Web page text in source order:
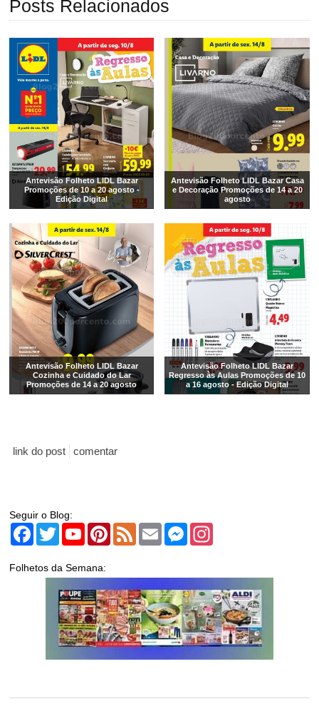
Posts Relacionados
Antevisão Folheto LIDL Bazar
Promoções de 10 a 20 agosto -
Edição Digital
Antevisão Folheto LIDL Bazar Casa
e Decoração Promoções de 14 a 20
agosto
Antevisão Folheto LIDL Bazar
Cozinha e Cuidado do Lar
Promoções de 14 a 20 agosto
Antevisão Folheto LIDL Bazar
Regresso às Aulas Promoções de 10
a 16 agosto - Edição Digital
link do post comentar
Seguir o Blog:
Facebook
TwitterYouTubePinterest
Feed Email Messenger
Folhetos da Semana: